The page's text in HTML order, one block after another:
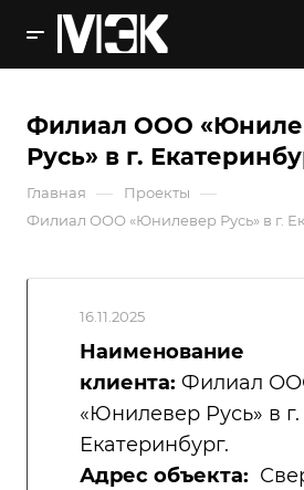
Филиал ООО
Русь» в г.
Главная — Проекты —
Филиал ООО «Юнилевер Русь» в г.
16.11.2025
Наименование
клиента: Филиал
«Юнилевер Русь» в г.
Екатеринбург.
Адрес объекта: